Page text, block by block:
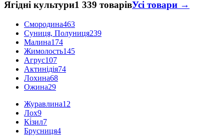
Ягідні культури1 339 товарівУсі товари →
Смородина463
Суниця, Полуниця239
Малина174
Жимолость145
Агрус107
Актинідія74
Лохина68
Ожина29
Журавлина12
Лох9
Кі́зил7
Брусниця4